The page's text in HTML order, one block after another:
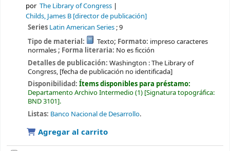
por The Library of Congress
Childs, James B [director de publicación]
Series Latin American Series; 9
Tipo de material:
Texto; Formato: impreso caracteres
normales; Forma literaria: No es ficción
Detalles de publicación: Washington :The Library of
Congress, [fecha de publicación no identificada]
Disponibilidad: Ítems disponibles para préstamo:
Departamento Archivo Intermedio(1) Signatura topográfica:
BND 3101 .
Listas: Banco Nacional de Desarrollo.
Agregar al carrito